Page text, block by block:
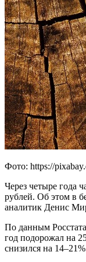
Фото: https://
Через четыре года
рублей. Об этом в
аналитик Денис
По данным
год подорожал на
снизился на